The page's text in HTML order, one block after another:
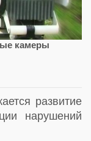
камеры
развитие
нарушений